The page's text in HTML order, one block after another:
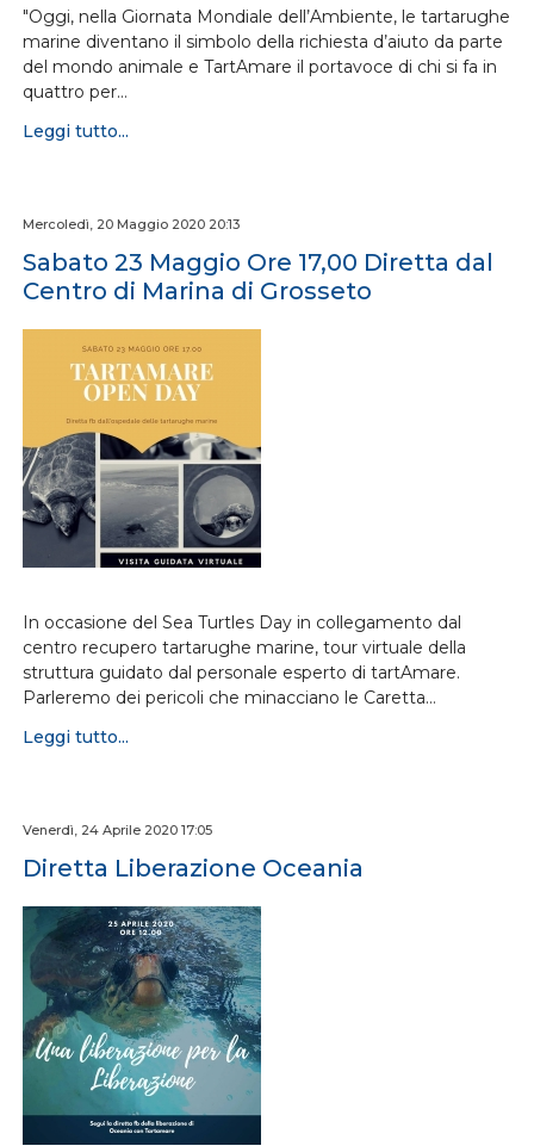
"Oggi, nella Giornata Mondiale dell’Ambiente, le tartarughe
marine diventano il simbolo della richiesta d’aiuto da parte
del mondo animale e TartAmare il portavoce di chi si fa in
quattro per…
Leggi tutto...
Mercoledì, 20 Maggio 2020 20:13
Sabato 23 Maggio Ore 17,00 Diretta dal
Centro di Marina di Grosseto
In occasione del Sea Turtles Day in collegamento dal
centro recupero tartarughe marine, tour virtuale della
struttura guidato dal personale esperto di tartAmare.
Parleremo dei pericoli che minacciano le Caretta…
Leggi tutto...
Venerdì, 24 Aprile 2020 17:05
Diretta Liberazione Oceania